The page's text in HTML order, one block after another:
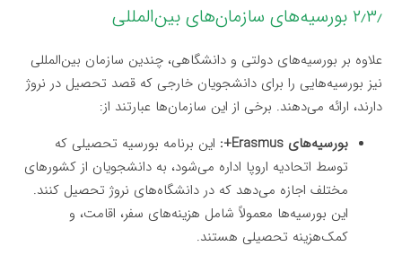
۲٫۳٫ بورسیه‌های سازمان‌های بین‌المللی
علاوه بر بورسیه‌های دولتی و دانشگاهی، چندین سازمان بین‌المللی
نیز بورسیه‌هایی را برای دانشجویان خارجی که قصد تحصیل در نروژ
دارند، ارائه می‌دهند. برخی از این سازمان‌ها عبارتند از:
بورسیه‌های Erasmus+:
این برنامه بورسیه تحصیلی که
توسط اتحادیه اروپا اداره می‌شود، به دانشجویان از کشورهای
مختلف اجازه می‌دهد که در دانشگاه‌های نروژ تحصیل کنند.
این بورسیه‌ها معمولاً شامل هزینه‌های سفر، اقامت، و
کمک‌هزینه تحصیلی هستند.